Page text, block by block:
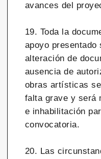
avances del
19. Toda la
apoyo
alteración de
ausencia de
obras artísticas
falta grave y será
e inhabilitación
convocatoria.
20. Las